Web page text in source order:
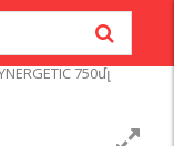
750մլ